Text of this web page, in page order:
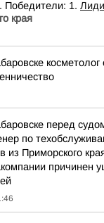
Победители: 1.
края
косметолог
перед
по
из Приморского
причинен